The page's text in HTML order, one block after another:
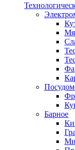
Барное